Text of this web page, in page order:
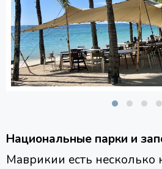
Национальные парки и
Маврикии есть